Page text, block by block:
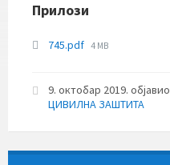
Прилози
745.pdf File
4 MB
9. октобар 2019. објавио
ЦИВИЛНА ЗАШТИТА